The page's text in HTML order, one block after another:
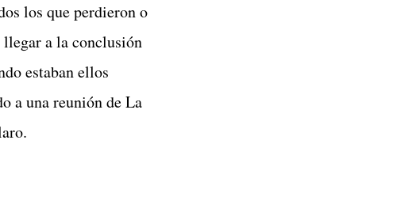
los que perdieron o
llegar a la conclusión
estaban ellos
a una reunión de La